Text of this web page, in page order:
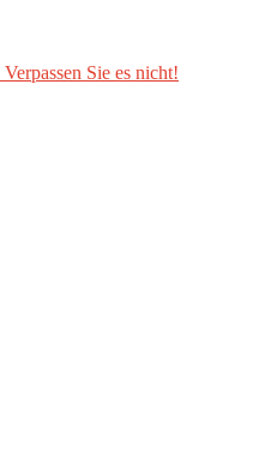
Sie es nicht!